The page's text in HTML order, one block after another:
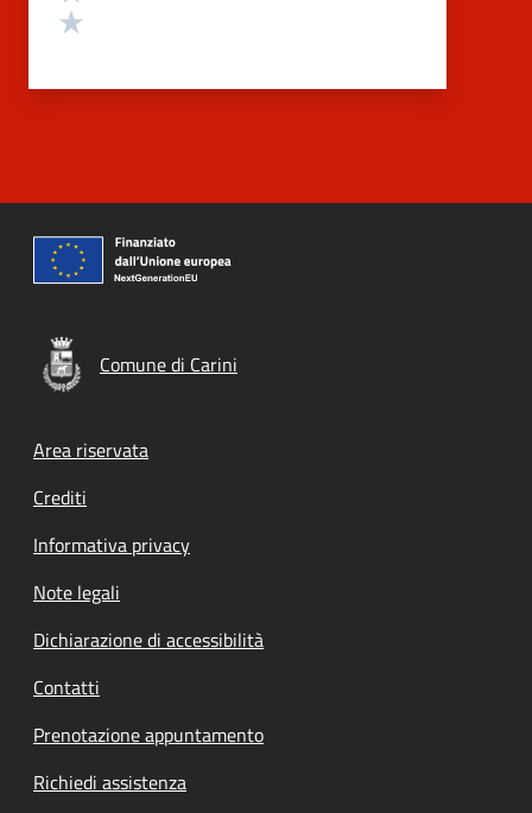
Comune di Carini
Footer menu
Area riservata
Crediti
Informativa privacy
Note legali
Dichiarazione di accessibilità
Contatti
Prenotazione appuntamento
Richiedi assistenza